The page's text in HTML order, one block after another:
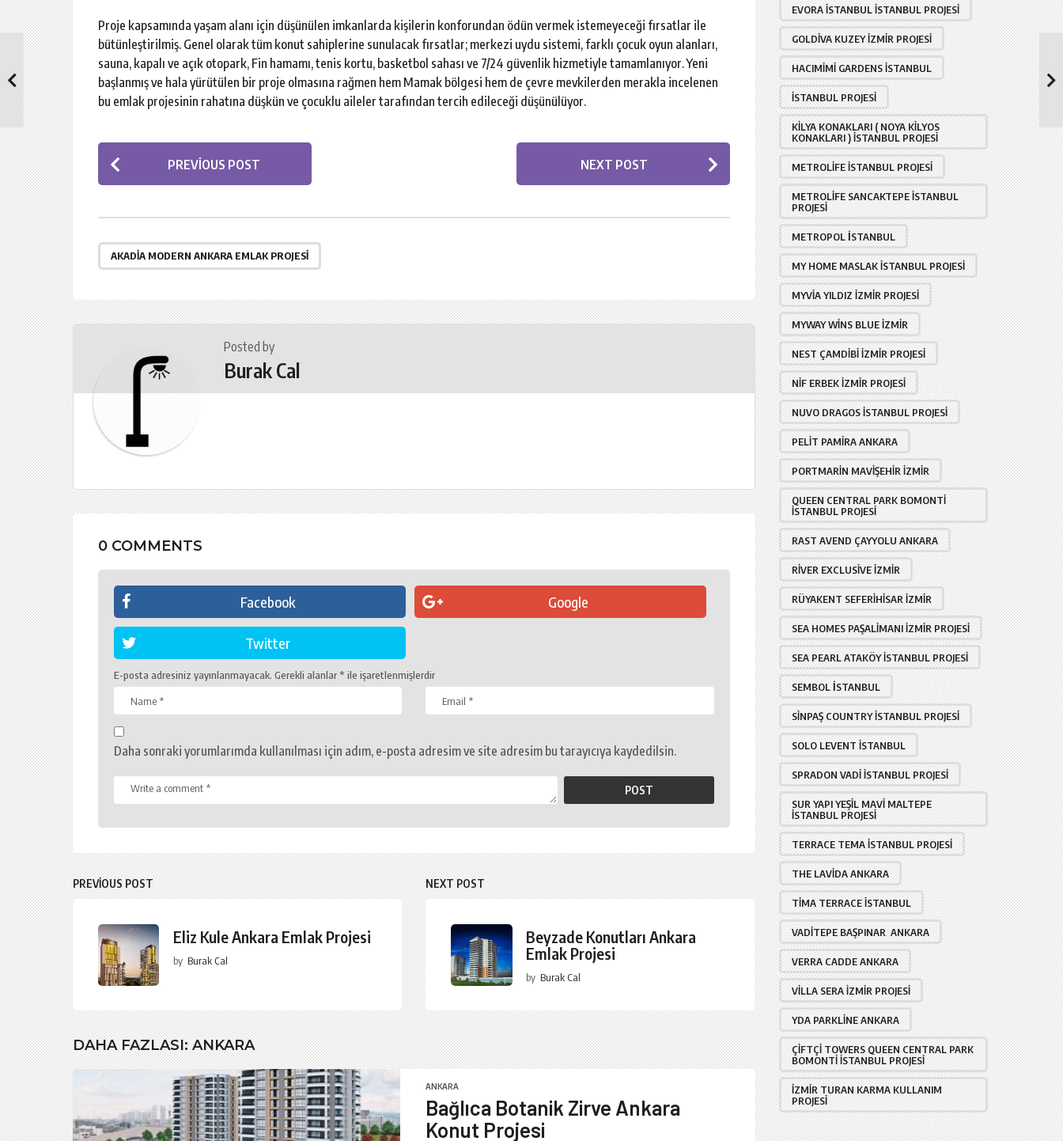
Proje kapsamında yaşam alanı için düşünülen imkanlarda kişilerin konforundan ödün vermek istemeyeceği fırsatlar ile
bütünleştirilmiş. Genel olarak tüm konut sahiplerine sunulacak fırsatlar; merkezi uydu sistemi, farklı çocuk oyun alanları,
sauna, kapalı ve açık otopark, Fin hamamı, tenis kortu, basketbol sahası ve 7/24 güvenlik hizmetiyle tamamlanıyor. Yeni
başlanmış ve hala yürütülen bir proje olmasına rağmen hem Mamak bölgesi hem de çevre mevkilerden merakla incelenen
bu emlak projesinin rahatına düşkün ve çocuklu aileler tarafından tercih edileceği düşünülüyor.
P
o
P
g
i
i
n
PREVIOUS POST NEXT POST
AKADIA MODERN ANKARA EMLAK PROJESI
Posted by
Burak Cal
0 COMMENTS
Facebook Google
Twitter
E-posta adresiniz yayınlanmayacak. Gerekli alanlar* ile işaretlenmişlerdir
Daha sonraki yorumlarımda kullanılması için adım, e-posta adresim ve site adresim bu tarayıcıya kaydedilsin.
PREVIOUS POST
Eliz Kule Ankara Emlak Projesi
by Burak Cal
NEXT POST
Beyzade Konutları Ankara
Emlak Projesi
by Burak Cal
DAHA FAZLASI:ANKARA
ANKARA
Bağlıca Botanik Zirve Ankara
Konut Projesi
EVORA İSTANBUL İSTANBUL PROJESI
GOLDIVA KUZEY İZMIR PROJESI
HACIMIMI GARDENS İSTANBUL
İSTANBUL PROJESI
KILYA KONAKLARI ( NOYA KILYOS
KONAKLARI ) İSTANBUL PROJESI
METROLIFE İSTANBUL PROJESI
METROLIFE SANCAKTEPE İSTANBUL
PROJESI
METROPOL İSTANBUL
MY HOME MASLAK İSTANBUL PROJESI
MYVIA YILDIZ İZMIR PROJESI
MYWAY WINS BLUE İZMIR
NEST ÇAMDIBI İZMIR PROJESI
NIF ERBEK İZMIR PROJESI
NUVO DRAGOS İSTANBUL PROJESI
PELIT PAMIRA ANKARA
PORTMARIN MAVIŞEHIR İZMIR
QUEEN CENTRAL PARK BOMONTI
İSTANBUL PROJESI
RAST AVEND ÇAYYOLU ANKARA
RIVER EXCLUSIVE İZMIR
RÜYAKENT SEFERIHISAR İZMIR
SEA HOMES PAŞALIMANI İZMIR PROJESI
SEA PEARL ATAKÖY İSTANBUL PROJESI
SEMBOL İSTANBUL
SINPAŞ COUNTRY İSTANBUL PROJESI
SOLO LEVENT İSTANBUL
SPRADON VADI İSTANBUL PROJESI
SUR YAPI YEŞIL MAVI MALTEPE
İSTANBUL PROJESI
TERRACE TEMA İSTANBUL PROJESI
THE LAVIDA ANKARA
TIMA TERRACE İSTANBUL
VADITEPE BAŞPINAR ANKARA
VERRA CADDE ANKARA
VILLA SERA İZMIR PROJESI
YDA PARKLINE ANKARA
ÇIFTÇI TOWERS QUEEN CENTRAL PARK
BOMONTI İSTANBUL PROJESI
İZMIR TURAN KARMA KULLANIM
PROJESI